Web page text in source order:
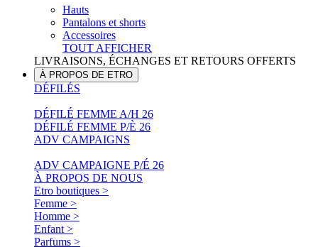
Hauts
Pantalons et shorts
Accessoires
TOUT AFFICHER
LIVRAISONS, ÉCHANGES ET RETOURS OFFERTS
À PROPOS DE ETRO
DÉFILÉS
DÉFILÉ FEMME A/H 26
DÉFILÉ FEMME P/È 26
ADV CAMPAIGNS
ADV CAMPAIGNE P/É 26
À PROPOS DE NOUS
Etro boutiques >
Femme >
Homme >
Enfant >
Parfums >